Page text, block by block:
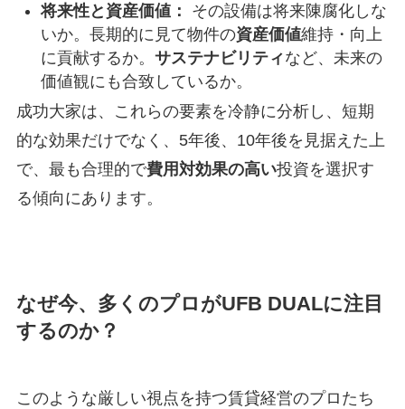
将来性と資産価値：
その設備は将来陳腐化しな
いか。長期的に見て物件の資産価値維持・向上
に貢献するか。 サステナビリティなど、未来の
価値観にも合致しているか。
成功大家は、これらの要素を冷静に分析し、短期
的な効果だけでなく、5年後、10年後を見据えた上
で、最も合理的で費用対効果の高い投資を選択す
る傾向にあります。
なぜ今、多くのプロがUFB DUALに注目
するのか？
このような厳しい視点を持つ賃貸経営のプロたち